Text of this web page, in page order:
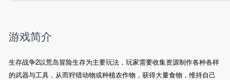
游戏简介
生存战争2以荒岛冒险生存为主要玩法，玩家需要收集资源制作各种各样
的武器与工具，从而狩猎动物或种植农作物，获得大量食物，维持自己